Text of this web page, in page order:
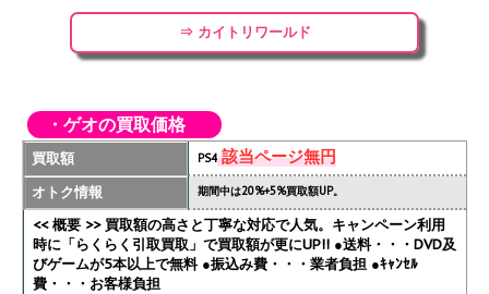
⇒ カイトリワールド
・ゲオの買取価格
買取額 PS4該当ページ無円
オトク情報 期間中は20%+5%買取額UP。
<< 概要 >> 買取額の高さと丁寧な対応で人気。キャンペーン利用
時に「らくらく引取買取」で買取額が更にUP!! ●送料・・・DVD及
びゲームが5本以上で無料 ●振込み費・・・業者負担 ●ｷｬﾝｾﾙ
費・・・お客様負担